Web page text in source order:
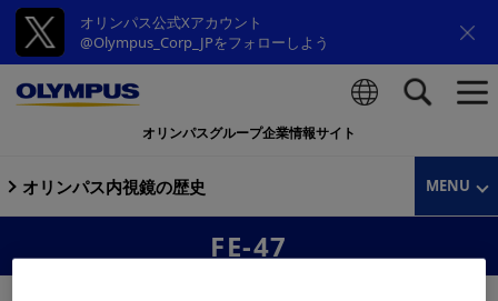
オリンパス公式Xアカウント
@Olympus_Corp_JPをフォローしよう
オリンパスグループ企業情報サイト
オリンパス内視鏡の歴史 MENU
FE-47